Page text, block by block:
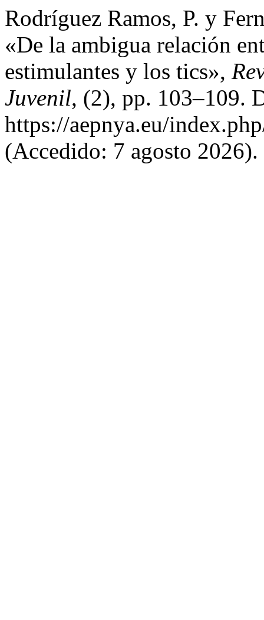
Rodríguez Ramos, P. y
«De la ambigua relación
estimulantes y los tics»,
Juvenil, (2), pp. 103–109.
https://aepnya.eu/
(Accedido: 7 agosto 2026).